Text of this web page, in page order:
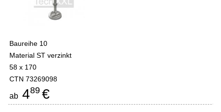
Baureihe 10
Material ST verzinkt
58 x 170
CTN 73269098
ab 489 €